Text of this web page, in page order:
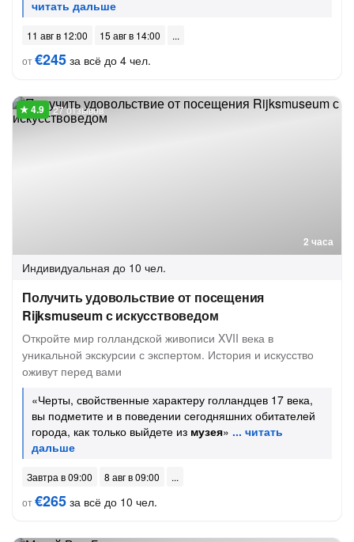
11 авг в 12:00
15 авг в 14:00
от€245 за всё до 4 чел.
2 часа
27 отзывов
Индивидуальная до 10 чел.
Получить удовольствие от посещения
Rijksmuseum с искусствоведом
Откройте мир голландской живописи XVII века в
уникальной экскурсии с экспертом. История и искусство
оживут перед вами
«Черты, свойственные характеру голландцев 17 века,
вы подметите и в поведении сегодняшних обитателей
города, как только выйдете из музея»
Завтра в 09:00
8 авг в 09:00
от€265 за всё до 10 чел.